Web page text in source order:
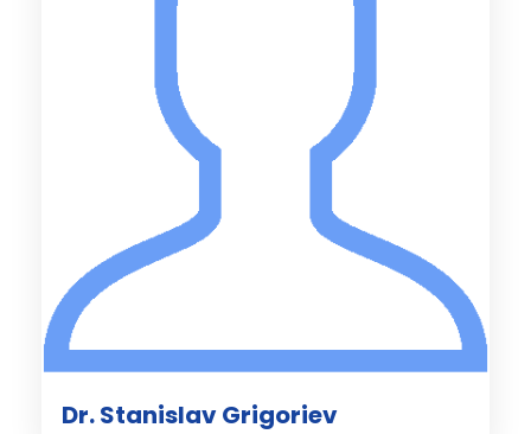
Dr. Stanislav Grigoriev